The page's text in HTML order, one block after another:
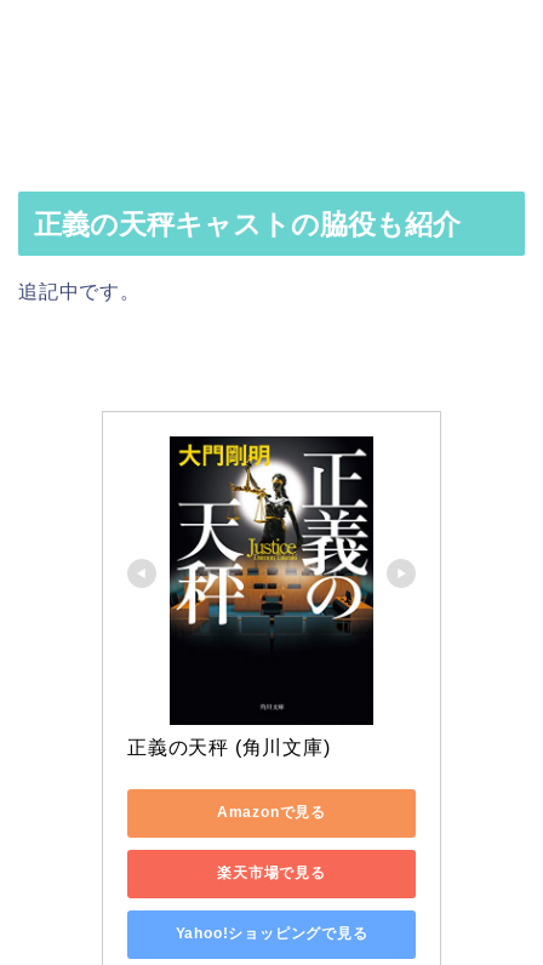
正義の天秤キャストの脇役も紹介
追記中です。
正義の天秤 (角川文庫)
Amazonで見る
楽天市場で見る
Yahoo!ショッピングで見る